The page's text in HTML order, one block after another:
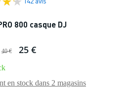
800 casque DJ
40 € 25 €
en stock dans 2 magasins